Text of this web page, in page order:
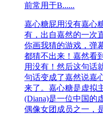
前常用于B......
嘉心糖屁用没有嘉心
有，出自嘉然的一次
你画我猜的游戏，弹
都猜不出来！嘉然看
用没有！然后这句话
句话变成了嘉然说嘉
来了。嘉心糖是虚拟
(Diana)是一位中国的
偶像女团成员之一，‌‌‌‌‌‌‌‌‌